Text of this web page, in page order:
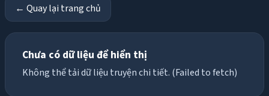
← Quay lại trang chủ
Chưa có dữ liệu để hiển thị
Không thể tải dữ liệu truyện chi tiết. (Failed to fetch)